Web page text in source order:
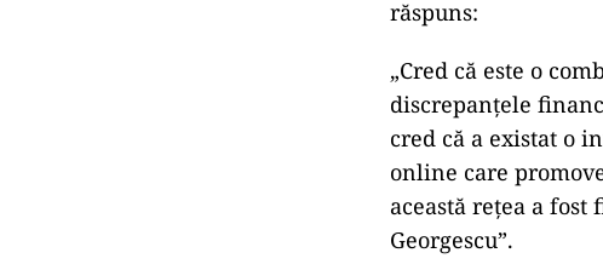
Călin Georgescu și
„Avem un candidat
oameni plătiți și
cât a costat
El a precizat că
„mult superioare”